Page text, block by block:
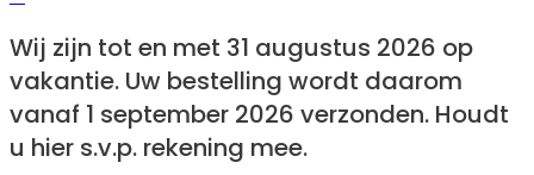
Wij zijn tot en met 31 augustus 2026 op
vakantie. Uw bestelling wordt daarom
vanaf 1 september 2026 verzonden. Houdt
u hier s.v.p. rekening mee.